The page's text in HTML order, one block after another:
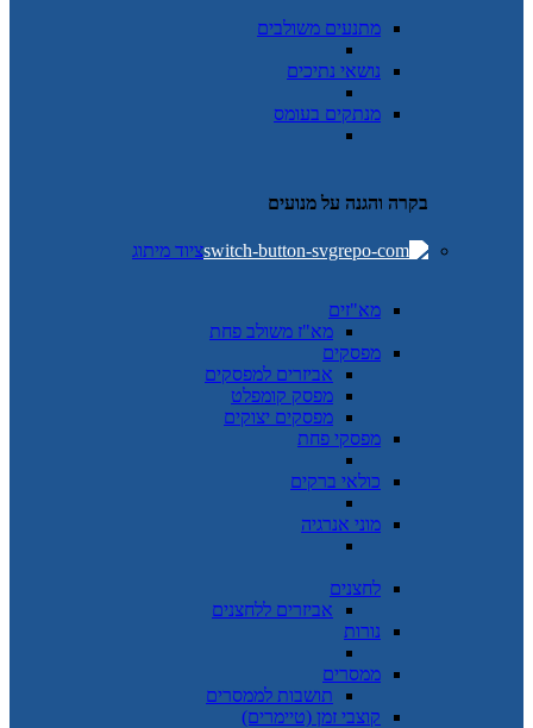
מתנעים משולבים
נושאי נתיכים
מנתקים בעומס
בקרה והגנה על מנועים
ציוד מיתוג
מא"זים
מא"ז משולב פחת
מפסקים
אביזרים למפסקים
מפסק קומפלט
מפסקים יצוקים
מפסקי פחת
כולאי ברקים
מוני אנרגיה
לחצנים
אביזרים ללחצנים
נורות
ממסרים
תושבות לממסרים
קוצבי זמן (טיימרים)